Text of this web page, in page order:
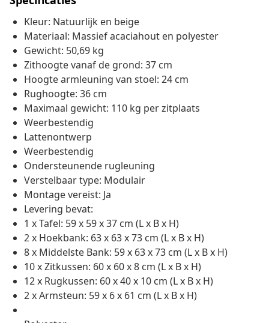
Kleur: Natuurlijk en beige
Materiaal: Massief acaciahout en polyester
Gewicht: 50,69 kg
Zithoogte vanaf de grond: 37 cm
Hoogte armleuning van stoel: 24 cm
Rughoogte: 36 cm
Maximaal gewicht: 110 kg per zitplaats
Weerbestendig
Lattenontwerp
Weerbestendig
Ondersteunende rugleuning
Verstelbaar type: Modulair
Montage vereist: Ja
Levering bevat:
1 x Tafel: 59 x 59 x 37 cm (L x B x H)
2 x Hoekbank: 63 x 63 x 73 cm (L x B x H)
8 x Middelste Bank: 59 x 63 x 73 cm (L x B x H)
10 x Zitkussen: 60 x 60 x 8 cm (L x B x H)
12 x Rugkussen: 60 x 40 x 10 cm (L x B x H)
2 x Armsteun: 59 x 6 x 61 cm (L x B x H)